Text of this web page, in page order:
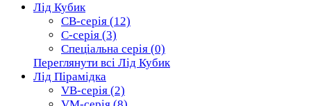
Лід Кубик
CB-серія (12)
C-серія (3)
Спеціальна серія (0)
Переглянути всі Лід Кубик
Лід Пірамідка
VB-серія (2)